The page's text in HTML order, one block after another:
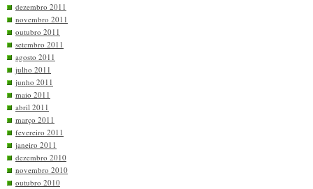
dezembro 2011
novembro 2011
outubro 2011
setembro 2011
agosto 2011
julho 2011
junho 2011
maio 2011
abril 2011
março 2011
fevereiro 2011
janeiro 2011
dezembro 2010
novembro 2010
outubro 2010